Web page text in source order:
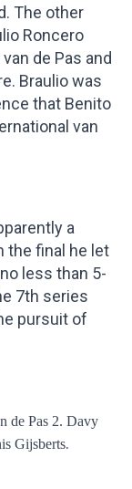
The other
Roncero
de Pas and
Braulio was
that Benito
van
a
the final he let
less than 5-
7th series
pursuit of
de Pas 2. Davy
Gijsberts.